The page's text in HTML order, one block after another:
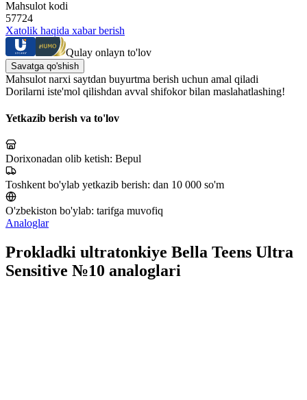
Mahsulot kodi
57724
Xatolik haqida xabar berish
Qulay onlayn to'lov
Savatga qo'shish
Mahsulot narxi saytdan buyurtma berish uchun amal qiladi
Dorilarni iste'mol qilishdan avval shifokor bilan maslahatlashing!
Yetkazib berish va to'lov
Dorixonadan olib ketish: Bepul
Toshkent bo'ylab yetkazib berish: dan 10 000 so'm
O'zbekiston bo'ylab: tarifga muvofiq
Analoglar
Prokladki ultratonkiye Bella Teens Ultra
Sensitive №10 analoglari